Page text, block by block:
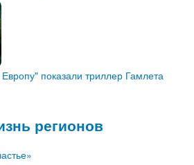
показали триллер Гамлета
регионов